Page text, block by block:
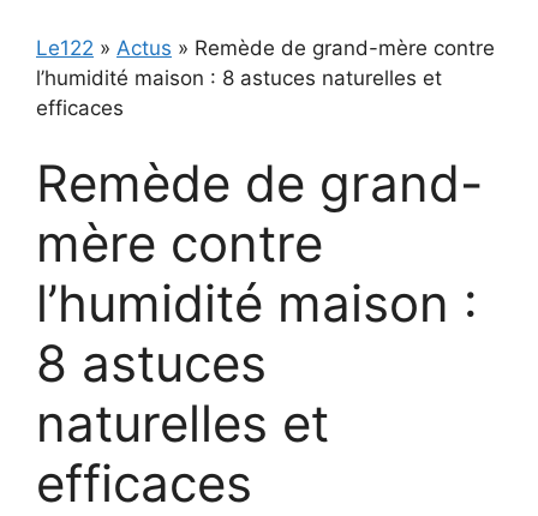
Le122 » Actus » Remède de grand-mère contre
l’humidité maison : 8 astuces naturelles et
efficaces
Remède de grand-
mère contre
l’humidité maison :
8 astuces
naturelles et
efficaces